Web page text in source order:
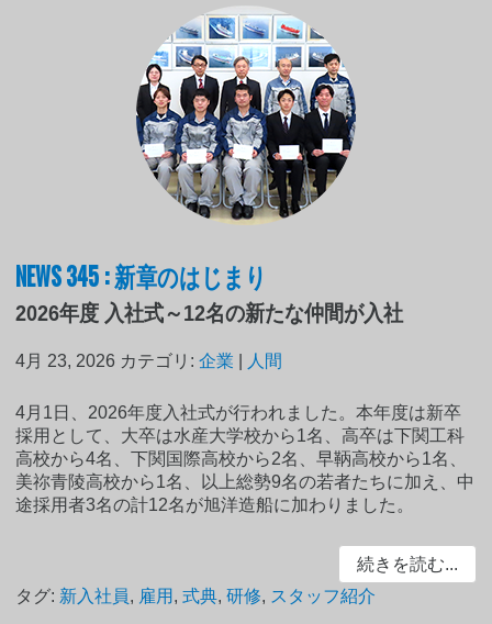
NEWS 345 : 新章のはじまり
2026年度 入社式～12名の新たな仲間が入社
4月 23, 2026 カテゴリ:企業 人間
4月1日、2026年度入社式が行われました。本年度は新卒
採用として、大卒は水産大学校から1名、高卒は下関工科
高校から4名、下関国際高校から2名、早鞆高校から1名、
美祢青陵高校から1名、以上総勢9名の若者たちに加え、中
途採用者3名の計12名が旭洋造船に加わりました。
続きを読む...
タグ: 新入社員, 雇用 ,式典,研修, スタッフ紹介